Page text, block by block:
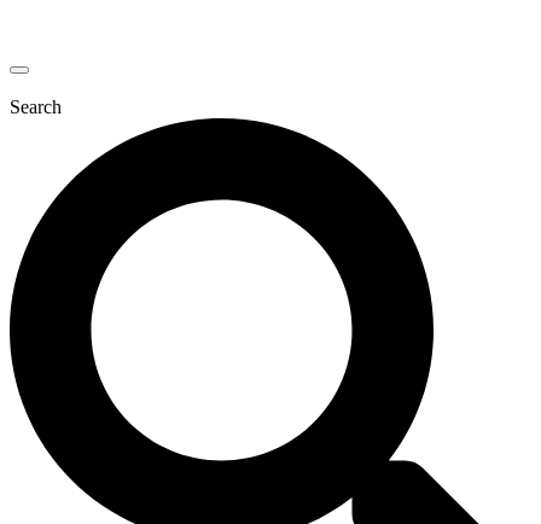
Search